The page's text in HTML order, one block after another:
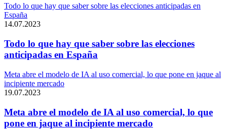
Todo lo que hay que saber sobre las elecciones anticipadas en
España
14.07.2023
Todo lo que hay que saber sobre las elecciones
anticipadas en España
Meta abre el modelo de IA al uso comercial, lo que pone en jaque al
incipiente mercado
19.07.2023
Meta abre el modelo de IA al uso comercial, lo que
pone en jaque al incipiente mercado